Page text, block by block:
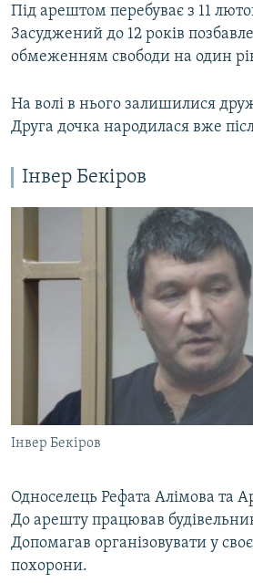
Під арештом перебуває з 11
Засуджений до 12 років
обмеженням свободи на один
На волі в нього залишилися
Друга дочка народилася вже
Інвер Бекіров
Інвер Бекіров
Односелець Рефата Алімова та
До арешту працював
Допомагав організовувати у
похорони.